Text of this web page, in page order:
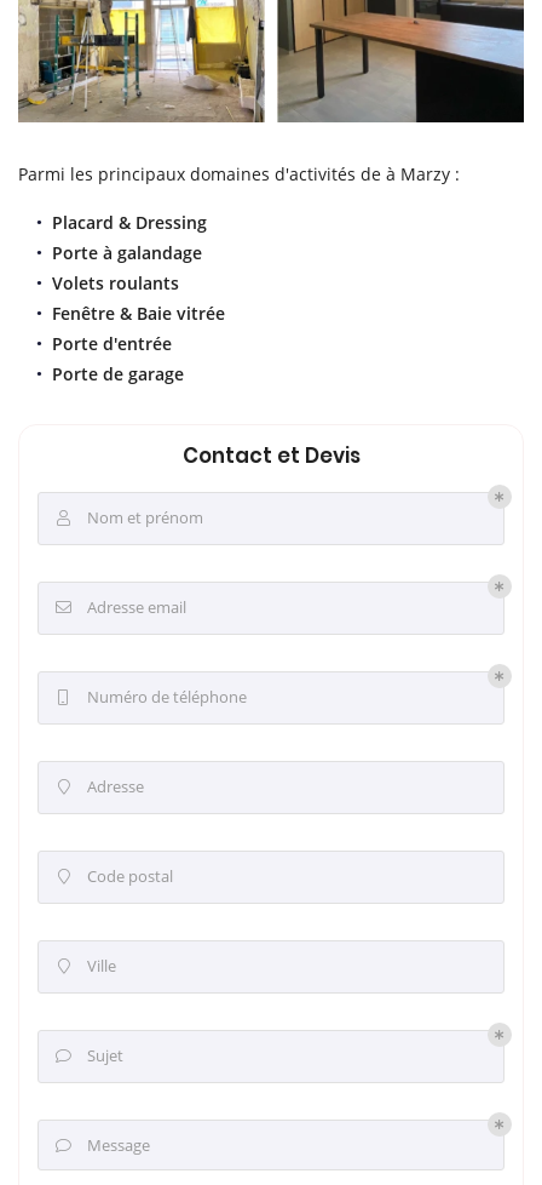
Parmi les principaux domaines d'activités de à Marzy :
Placard & Dressing
Porte à galandage
Volets roulants
Fenêtre & Baie vitrée
Porte d'entrée
Porte de garage
Contact et Devis
 Nom et prénom
 Adresse email
Numéro de téléphone
 Adresse
 Code postal
 Ville
 Sujet
 Message